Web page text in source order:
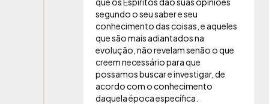
segundo o seu saber e seu
conhecimento das coisas, e aqueles
que são mais adiantados na
evolução, não revelam senão o que
creem necessário para que
possamos buscar e investigar, de
acordo com o conhecimento
daquela época específica.